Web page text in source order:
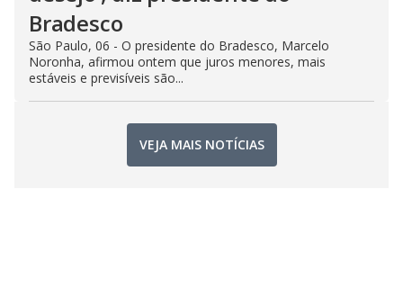
Bradesco
São Paulo, 06 - O presidente do Bradesco, Marcelo
Noronha, afirmou ontem que juros menores, mais
estáveis e previsíveis são...
VEJA MAIS NOTÍCIAS